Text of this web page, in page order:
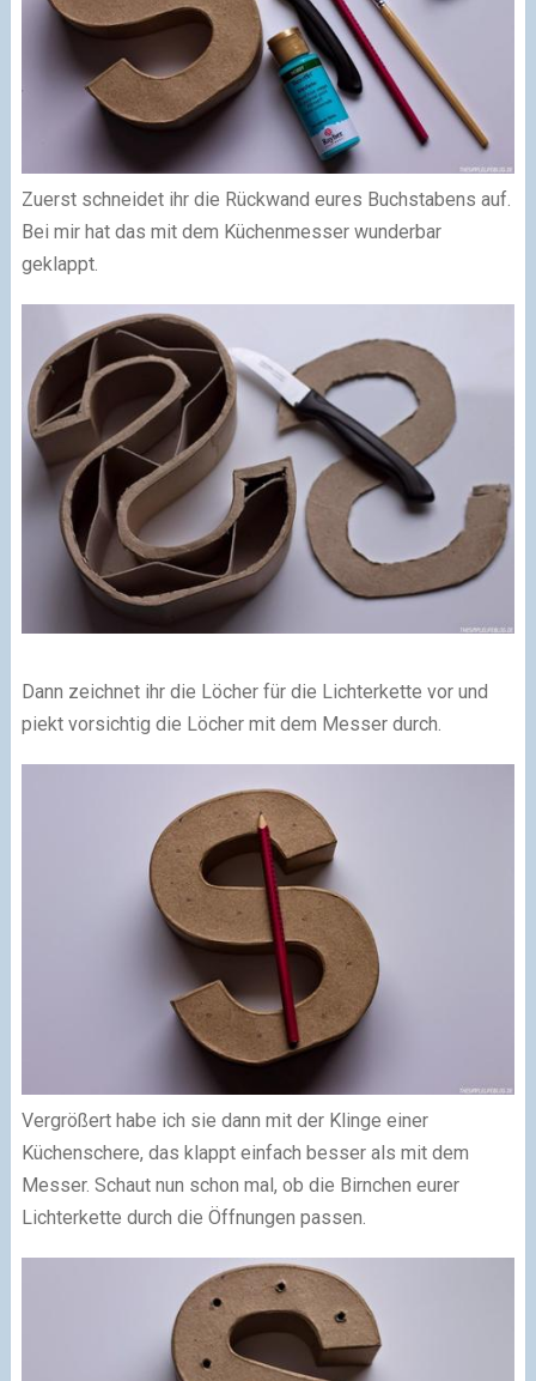
Zuerst schneidet ihr die Rückwand eures Buchstabens auf.
Bei mir hat das mit dem Küchenmesser wunderbar
geklappt.
Dann zeichnet ihr die Löcher für die Lichterkette vor und
piekt vorsichtig die Löcher mit dem Messer durch.
Vergrößert habe ich sie dann mit der Klinge einer
Küchenschere, das klappt einfach besser als mit dem
Messer. Schaut nun schon mal, ob die Birnchen eurer
Lichterkette durch die Öffnungen passen.